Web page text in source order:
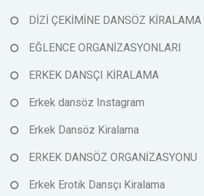
DİZİ ÇEKİMİNE DANSÖZ KİRALAMA
EĞLENCE ORGANİZASYONLARI
ERKEK DANSÇI KİRALAMA
Erkek dansöz Instagram
Erkek Dansöz Kiralama
ERKEK DANSÖZ ORGANİZASYONU
Erkek Erotik Dansçı Kiralama